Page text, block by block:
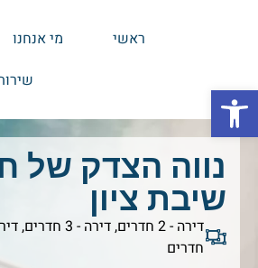
פתח סרגל נגישות
ראשי מי אנחנו
נווה הצדק של
שיבת ציון
דירה - 2 חדרים ,דירה - 3 חדרים ,
חדרים